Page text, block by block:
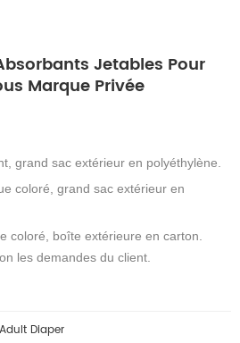
Jetables Pour
Marque Privée
grand sac extérieur en polyéthylène.
coloré, grand sac extérieur en
coloré, boîte extérieure en carton.
les demandes du client.
Adult Diaper